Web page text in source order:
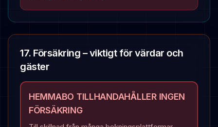
17. Försäkring – viktigt för värdar och
gäster
HEMMABO TILLHANDAHÅLLER INGEN
FÖRSÄKRING